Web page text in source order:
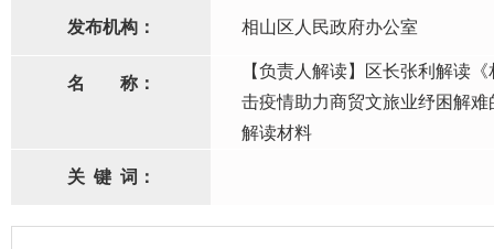
发布机构： 相山区人民政府办公室
名 称：
【负责人解读】区长张利解读
击疫情助力商贸文旅业纾困解难
解读材料
关 键 词：